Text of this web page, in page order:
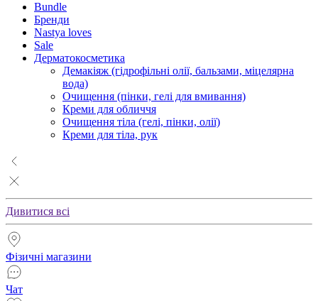
Bundle
Бренди
Nastya loves
Sale
Дерматокосметика
Демакіяж (гідрофільні олії, бальзами, міцелярна
вода)
Очищення (пінки, гелі для вмивання)
Креми для обличчя
Очищення тіла (гелі, пінки, олії)
Креми для тіла, рук
Дивитися всі
Фізичні магазини
Чат